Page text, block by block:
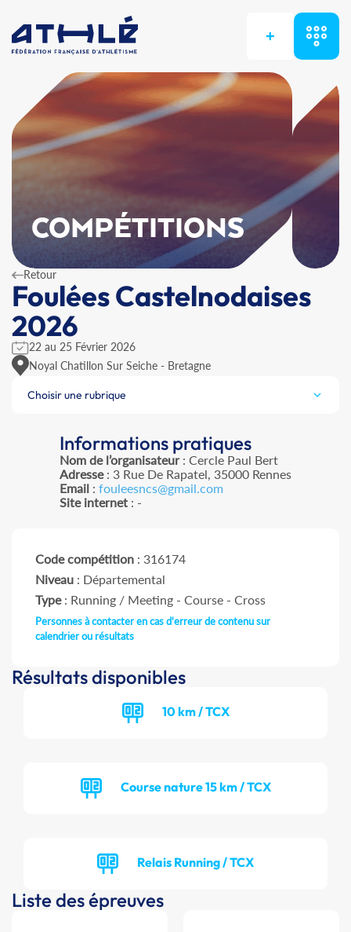
+
COMPÉTITIONS
Retour
Foulées Castelnodaises
2026
22 au 25 Février 2026
Noyal Chatillon Sur Seiche - Bretagne
Choisir une rubrique
Informations pratiques
Nom de l’organisateur: Cercle Paul Bert
Adresse: 3 Rue De Rapatel, 35000 Rennes
Email : fouleesncs@gmail.com
Site internet : -
Code compétition : 316174
Niveau : Départemental
Type: Running / Meeting - Course - Cross
Personnes à contacter en cas d'erreur de contenu sur
calendrier ou résultats
Résultats disponibles
10 km / TCX
Course nature 15 km / TCX
Relais Running / TCX
Liste des épreuves